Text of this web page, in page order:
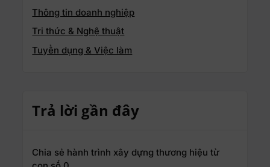
Thông tin doanh nghiệp
Tri thức & Nghệ thuật
Tuyển dụng & Việc làm
Trả lời gần đây
Chia sẻ hành trình xây dựng thương hiệu từ